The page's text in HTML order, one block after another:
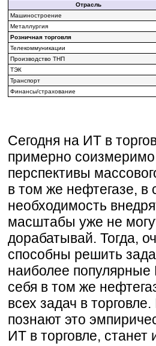
Отрасль
Машиностроение
Металлургия
Розничная торговля
Телекоммуникации
Производство ТНП
ТЭК
Транспорт
Финансы/страхование
Сегодня на ИТ в
примерно
перспективы
в том же нефтегазе, в
необходимость
масштабы уже не
дорабатывай. Тогда,
способны решить
наиболее популярные
себя в том же
всех задач в
познают это
ИТ в торговле, станет